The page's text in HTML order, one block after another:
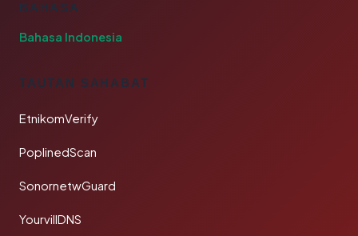
BAHASA
Bahasa Indonesia
TAUTAN SAHABAT
EtnikomVerify
PoplinedScan
SonornetwGuard
YourvillDNS